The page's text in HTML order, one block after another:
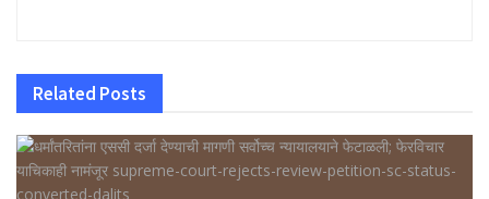
Related Posts